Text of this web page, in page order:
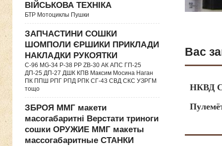
ВІЙСЬКОВА ТЕХНІКА
БТР Мотоциклы Пушки
ЗАПЧАСТИНИ СОШКИ
ШОМПОЛИ ЄРШИКИ ПРИКЛАДИ
НАКЛАДКИ РУКОЯТКИ
C-96 MG-34 P-38 PP ZB-30 АК АПС ГП-25
ДП-25 ДП-27 ДШК КПВ Максим Мосина Наган
ПК ППШ РПГ РПД РПК СГ-43 СВД CКС УЗРГМ
тощо
ЗБРОЯ ММГ макети
масогабаритні Верстати триноги
сошки ОРУЖИЕ ММГ макеты
массогабаритные СТАНКИ
Вас
НКВД